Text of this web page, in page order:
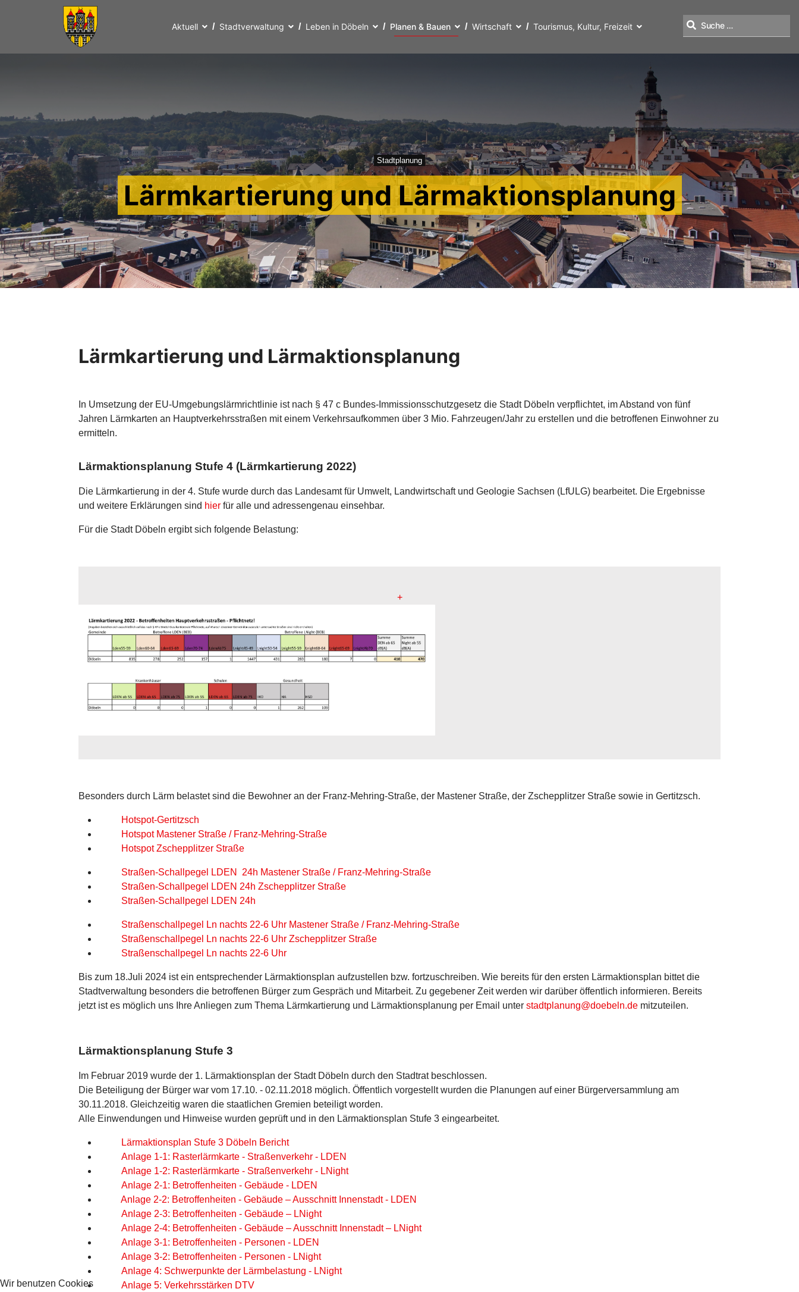
Aktuell Stadtverwaltung Leben in Döbeln Planen & Bauen Wirtschaft Tourismus, Kultur, Freizeit
Stadtplanung
Lärmkartierung und Lärmaktionsplanung
Lärmkartierung und Lärmaktionsplanung
In Umsetzung der EU-Umgebungslärmrichtlinie ist nach § 47 c Bundes-Immissionsschutzgesetz die Stadt Döbeln verpflichtet, im Abstand von fünf
Jahren Lärmkarten an Hauptverkehrsstraßen mit einem Verkehrsaufkommen über 3 Mio. Fahrzeugen/Jahr zu erstellen und die betroffenen Einwohner zu
ermitteln.
Lärmaktionsplanung Stufe 4 (Lärmkartierung 2022)
Die Lärmkartierung in der 4. Stufe wurde durch das Landesamt für Umwelt, Landwirtschaft und Geologie Sachsen (LfULG) bearbeitet. Die Ergebnisse
und weitere Erklärungen sind hier für alle und adressengenau einsehbar.
Für die Stadt Döbeln ergibt sich folgende Belastung:
+
Besonders durch Lärm belastet sind die Bewohner an der Franz-Mehring-Straße, der Mastener Straße, der Zschepplitzer Straße sowie in Gertitzsch.
Hotspot-Gertitzsch
Hotspot Mastener Straße / Franz-Mehring-Straße
Hotspot Zschepplitzer Straße
Straßen-Schallpegel LDEN 24h Mastener Straße / Franz-Mehring-Straße
Straßen-Schallpegel LDEN 24h Zschepplitzer Straße
Straßen-Schallpegel LDEN 24h
Straßenschallpegel Ln nachts 22-6 Uhr Mastener Straße / Franz-Mehring-Straße
Straßenschallpegel Ln nachts 22-6 Uhr Zschepplitzer Straße
Straßenschallpegel Ln nachts 22-6 Uhr
Bis zum 18.Juli 2024 ist ein entsprechender Lärmaktionsplan aufzustellen bzw. fortzuschreiben. Wie bereits für den ersten Lärmaktionsplan bittet die
Stadtverwaltung besonders die betroffenen Bürger zum Gespräch und Mitarbeit. Zu gegebener Zeit werden wir darüber öffentlich informieren. Bereits
jetzt ist es möglich uns Ihre Anliegen zum Thema Lärmkartierung und Lärmaktionsplanung per Email unter stadtplanung@doebeln.de mitzuteilen.
Lärmaktionsplanung Stufe 3
Im Februar 2019 wurde der 1. Lärmaktionsplan der Stadt Döbeln durch den Stadtrat beschlossen.
Die Beteiligung der Bürger war vom 17.10. - 02.11.2018 möglich. Öffentlich vorgestellt wurden die Planungen auf einer Bürgerversammlung am
30.11.2018. Gleichzeitig waren die staatlichen Gremien beteiligt worden.
Alle Einwendungen und Hinweise wurden geprüft und in den Lärmaktionsplan Stufe 3 eingearbeitet.
Lärmaktionsplan Stufe 3 Döbeln Bericht
Anlage 1-1: Rasterlärmkarte - Straßenverkehr - LDEN
Anlage 1-2: Rasterlärmkarte - Straßenverkehr - LNight
Anlage 2-1: Betroffenheiten - Gebäude - LDEN
Anlage 2-2: Betroffenheiten - Gebäude – Ausschnitt Innenstadt - LDEN
Anlage 2-3: Betroffenheiten - Gebäude – LNight
Anlage 2-4: Betroffenheiten - Gebäude – Ausschnitt Innenstadt – LNight
Anlage 3-1: Betroffenheiten - Personen - LDEN
Anlage 3-2: Betroffenheiten - Personen - LNight
Anlage 4: Schwerpunkte der Lärmbelastung - LNight
Anlage 5: Verkehrsstärken DTV
Wir benutzen Cookies